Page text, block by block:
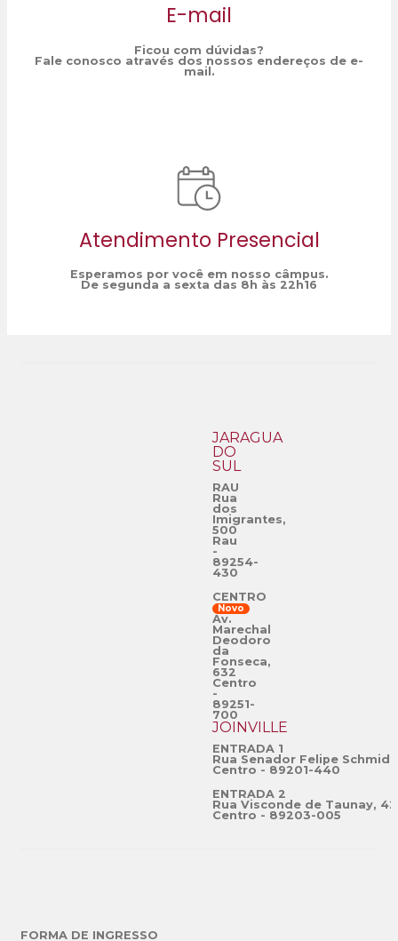
E-mail
Ficou com dúvidas?
Fale conosco através dos nossos endereços de e-
mail.
Atendimento Presencial
Esperamos por você em nosso câmpus.
De segunda a sexta das 8h às 22h16
JARAGUÁ
DO
SUL
RAU
Rua
dos
Imigrantes,
500
Rau
-
89254-
430
CENTRO
Novo
Av.
Marechal
Deodoro
da
Fonseca,
632
Centro
-
89251-
700
JOINVILLE
ENTRADA 1
Rua Senador Felipe
Centro - 89201-440
ENTRADA 2
Rua Visconde de Taunay,
Centro - 89203-005
FORMA DE INGRESSO